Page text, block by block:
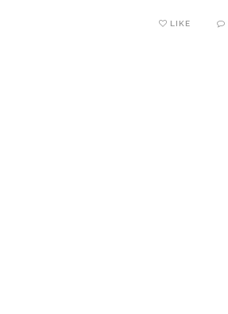
LIKE